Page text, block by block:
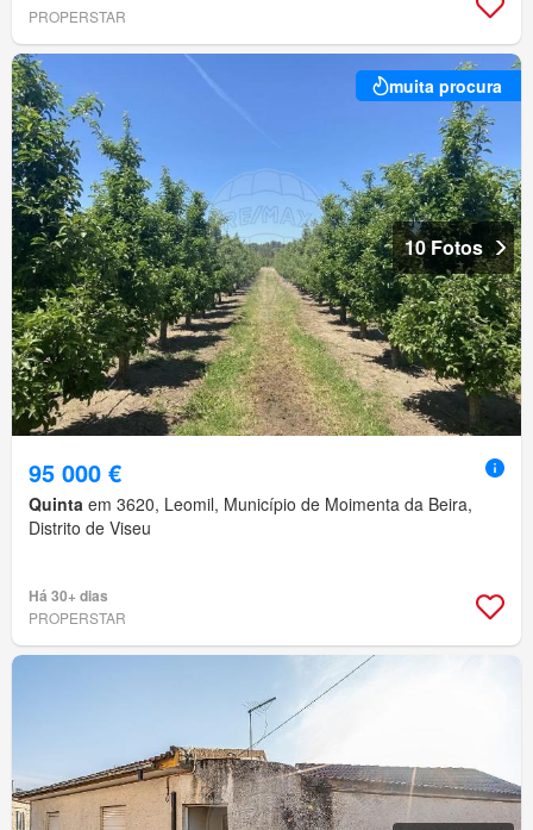
PROPERSTAR
muita procura
10 Fotos
95 000 €
Quinta em 3620, Leomil, Município de Moimenta da Beira,
Distrito de Viseu
Há 30+ dias
PROPERSTAR